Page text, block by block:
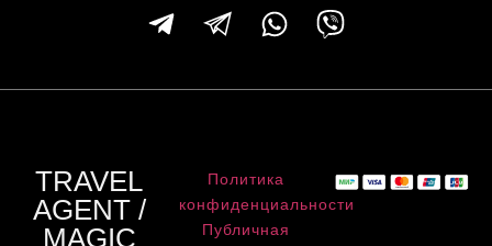
TRAVEL
AGENT /
MAGIC
Политика
конфиденциальности
Публичная